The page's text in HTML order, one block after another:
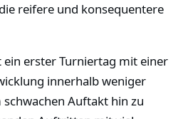
reifere und konsequentere
erster Turniertag mit einer
innerhalb weniger
Auftakt hin zu